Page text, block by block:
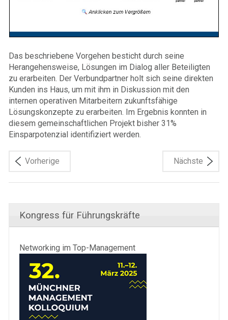
Das beschriebene Vorgehen besticht durch seine
Herangehensweise, Lösungen im Dialog aller Beteiligten
zu erarbeiten. Der Verbundpartner holt sich seine direkten
Kunden ins Haus, um mit ihm in Diskussion mit den
internen operativen Mitarbeitern zukunftsfähige
Lösungskonzepte zu erarbeiten. Im Ergebnis konnten in
diesem gemeinschaftlichen Projekt bisher 31%
Einsparpotenzial identifiziert werden.
Vorherige Nächste
Kongress für Führungskräfte
Networking im Top-Management